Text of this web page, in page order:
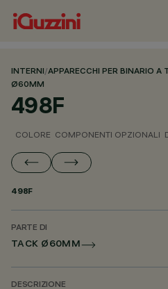
INTERNI/APPARECCHI PER BINARIO A
Ø60MM
498F
COLORE COMPONENTI OPZIONALI
498F
PARTE DI
TACK Ø60MM
DESCRIZIONE